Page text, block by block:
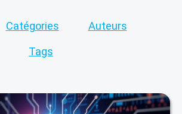
Catégories Auteurs
Tags